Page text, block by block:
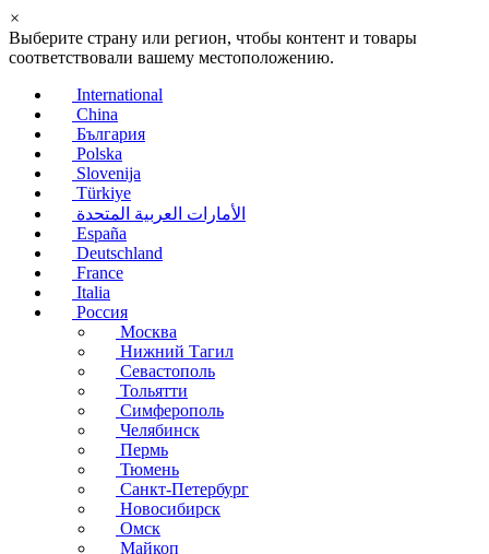
×
Выберите страну или регион, чтобы контент и товары
соответствовали вашему местоположению.
International
China
България
Polska
Slovenija
Türkiye
الأمارات العربية المتحدة
España
Deutschland
France
Italia
Россия
Москва
Нижний Тагил
Севастополь
Тольятти
Симферополь
Челябинск
Пермь
Тюмень
Санкт-Петербург
Новосибирск
Омск
Майкоп